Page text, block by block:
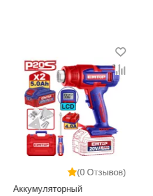
(0 Отзывов)
Аккумуляторный